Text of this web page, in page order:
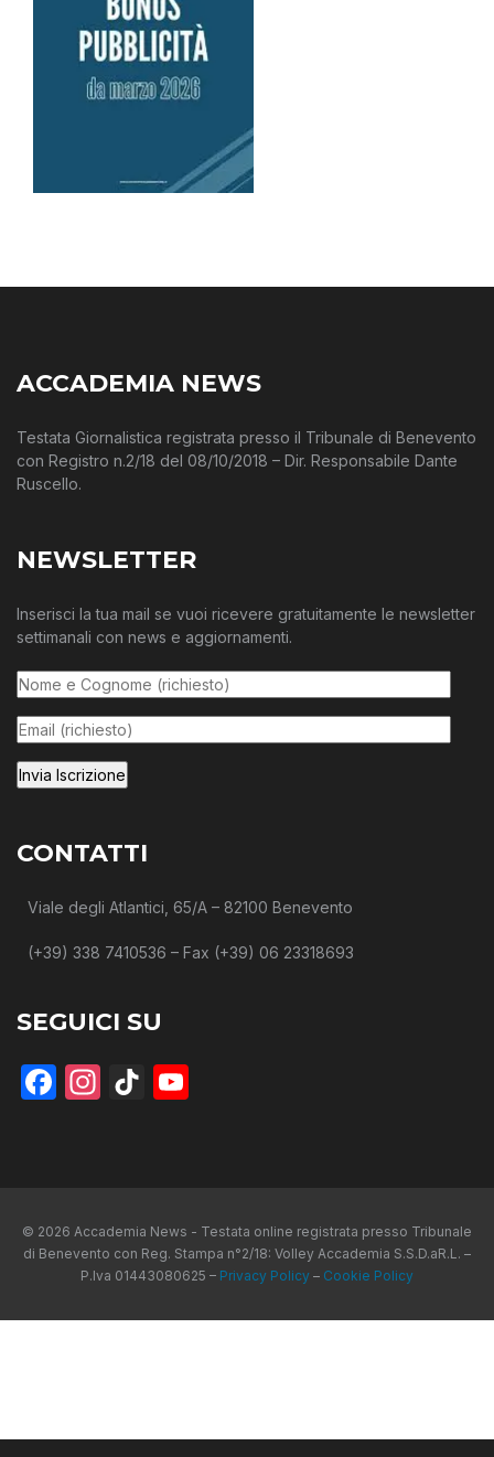
ACCADEMIA NEWS
Testata Giornalistica registrata presso il Tribunale di Benevento
con Registro n.2/18 del 08/10/2018 – Dir. Responsabile Dante
Ruscello.
NEWSLETTER
Inserisci la tua mail se vuoi ricevere gratuitamente le newsletter
settimanali con news e aggiornamenti.
CONTATTI
Viale degli Atlantici, 65/A – 82100 Benevento
(+39) 338 7410536 – Fax (+39) 06 23318693
SEGUICI SU
Facebook
Instagram
TikTok
© 2026 Accademia News - Testata online registrata presso Tribunale
di Benevento con Reg. Stampa n°2/18: Volley Accademia S.S.D.aR.L. –
P.Iva 01443080625 – Privacy Policy – Cookie Policy